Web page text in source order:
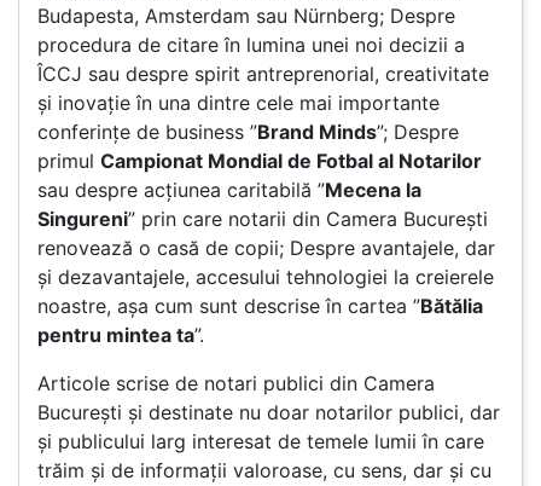
Budapesta, Amsterdam sau Nürnberg; Despre
procedura de citare în lumina unei noi decizii a
ÎCCJ sau despre spirit antreprenorial, creativitate
și inovație în una dintre cele mai importante
conferințe de business ”Brand Minds”; Despre
primul Campionat Mondial de Fotbal al Notarilor
sau despre acțiunea caritabilă ”Mecena la
Singureni” prin care notarii din Camera București
renovează o casă de copii; Despre avantajele, dar
și dezavantajele, accesului tehnologiei la creierele
noastre, așa cum sunt descrise în cartea ”Bătălia
pentru mintea ta”.
Articole scrise de notari publici din Camera
București și destinate nu doar notarilor publici, dar
și publicului larg interesat de temele lumii în care
trăim și de informații valoroase, cu sens, dar și cu